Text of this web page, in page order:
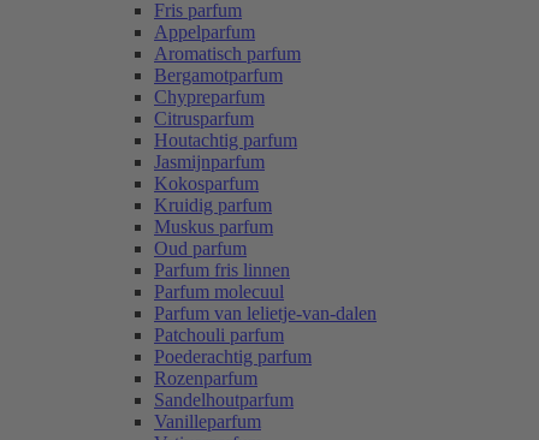
Fris parfum
Appelparfum
Aromatisch parfum
Bergamotparfum
Chypreparfum
Citrusparfum
Houtachtig parfum
Jasmijnparfum
Kokosparfum
Kruidig parfum
Muskus parfum
Oud parfum
Parfum fris linnen
Parfum molecuul
Parfum van lelietje-van-dalen
Patchouli parfum
Poederachtig parfum
Rozenparfum
Sandelhoutparfum
Vanilleparfum